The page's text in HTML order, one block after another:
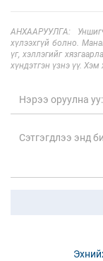
АНХААРУУЛГА:
хүлээхгүй болно.
үг, хэллэгийг
хүндэтгэн үзнэ үү.